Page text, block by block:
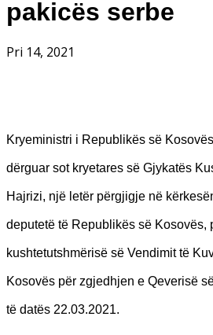
pakicës serbe
Pri 14, 2021
Kryeministri i Republikës së
dërguar sot kryetares së Gjykatës
Hajrizi, një letër përgjigje në
deputetë të Republikës së Kosovës,
kushtetutshmërisë së Vendimit të
Kosovës për zgjedhjen e Qeverisë
të datës 22.03.2021.